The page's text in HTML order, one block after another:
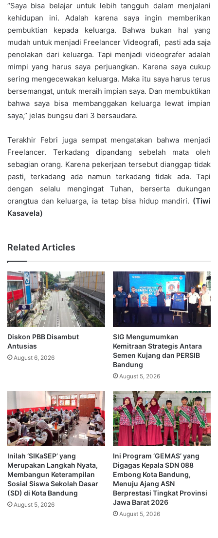
“Saya bisa belajar untuk lebih tangguh dalam menjalani
kehidupan ini. Adalah karena saya ingin memberikan
pembuktian kepada keluarga. Bahwa bukan hal yang
mudah untuk menjadi Freelancer Videografi, pasti ada saja
penolakan dari keluarga. Tapi menjadi videografer adalah
mimpi yang harus saya perjuangkan. Karena saya cukup
sering mengecewakan keluarga. Maka itu saya harus terus
bersemangat, untuk meraih impian saya. Dan membuktikan
bahwa saya bisa membanggakan keluarga lewat impian
saya,” jelas bungsu dari 3 bersaudara.
Terakhir Febri juga sempat mengatakan bahwa menjadi
Freelancer. Terkadang dipandang sebelah mata oleh
sebagian orang. Karena pekerjaan tersebut dianggap tidak
pasti, terkadang ada namun terkadang tidak ada. Tapi
dengan selalu mengingat Tuhan, berserta dukungan
orangtua dan keluarga, ia tetap bisa hidup mandiri. (Tiwi
Kasavela)
Related Articles
Diskon PBB Disambut
Antusias
August 6, 2026
SIG Mengumumkan
Kemitraan Strategis Antara
Semen Kujang dan PERSIB
Bandung
August 5, 2026
Inilah ‘SIKaSEP’ yang
Merupakan Langkah Nyata,
Membangun Keterampilan
Sosial Siswa Sekolah Dasar
(SD) di Kota Bandung
August 5, 2026
Ini Program ‘GEMAS’ yang
Digagas Kepala SDN 088
Embong Kota Bandung,
Menuju Ajang ASN
Berprestasi Tingkat Provinsi
Jawa Barat 2026
August 5, 2026